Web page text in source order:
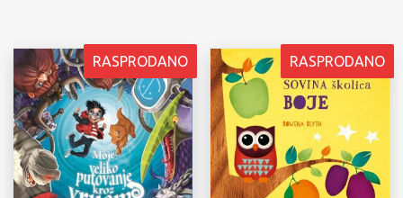
RASPRODANO RASPRODANO